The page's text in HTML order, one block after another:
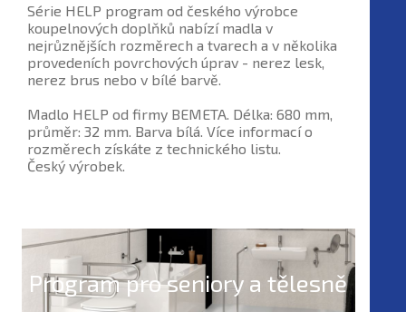
Série HELP program od českého výrobce
koupelnových doplňků nabízí madla v
nejrůznějších rozměrech a tvarech a v několika
provedeních povrchových úprav - nerez lesk,
nerez brus nebo v bílé barvě.
Madlo HELP od firmy BEMETA. Délka: 680 mm,
průměr: 32 mm. Barva bílá. Více informací o
rozměrech získáte z technického listu.
Český výrobek.
Program pro seniory a tělesně